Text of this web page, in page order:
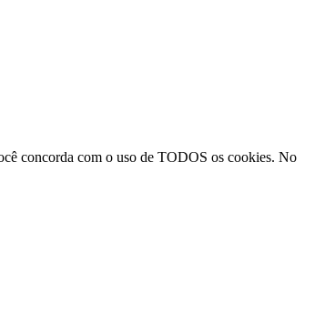
concorda com o uso de TODOS os cookies. No